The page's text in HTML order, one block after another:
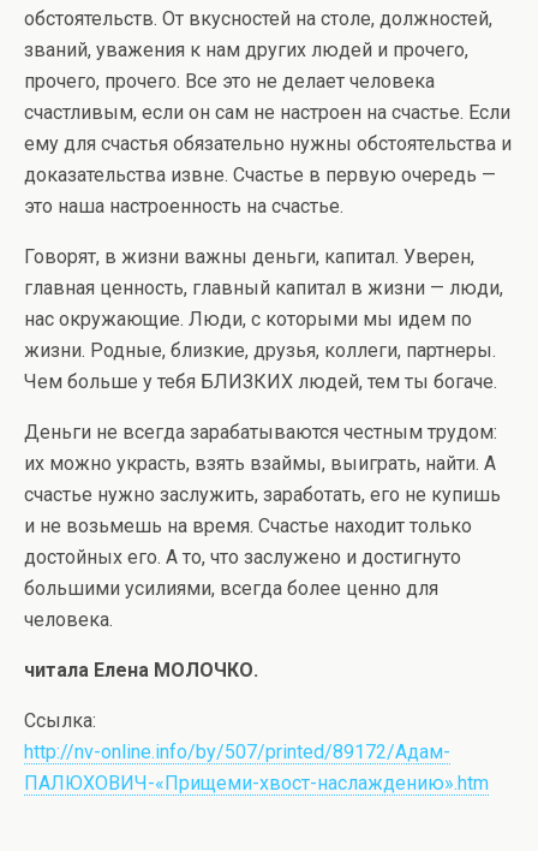
обстоятельств. От вкусностей на столе, должностей,
званий, уважения к нам других людей и прочего,
прочего, прочего. Все это не делает человека
счастливым, если он сам не настроен на счастье. Если
ему для счастья обязательно нужны обстоятельства и
доказательства извне. Счастье в первую очередь —
это наша настроенность на счастье.
Говорят, в жизни важны деньги, капитал. Уверен,
главная ценность, главный капитал в жизни — люди,
нас окружающие. Люди, с которыми мы идем по
жизни. Родные, близкие, друзья, коллеги, партнеры.
Чем больше у тебя БЛИЗКИХ людей, тем ты богаче.
Деньги не всегда зарабатываются честным трудом:
их можно украсть, взять взаймы, выиграть, найти. А
счастье нужно заслужить, заработать, его не купишь
и не возьмешь на время. Счастье находит только
достойных его. А то, что заслужено и достигнуто
большими усилиями, всегда более ценно для
человека.
читала Елена МОЛОЧКО.
Ссылка:
http://nv-online.info/by/507/printed/89172/Адам-
ПАЛЮХОВИЧ-«Прищеми-хвост-наслаждению».htm